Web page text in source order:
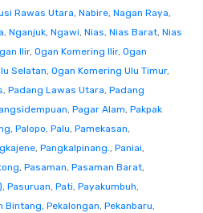
Rawas Utara, Nabire, Nagan Raya,
, Nganjuk, Ngawi, Nias, Nias Barat, Nias
Ilir, Ogan Komering Ilir, Ogan
Selatan, Ogan Komering Ulu Timur,
, Padang Lawas Utara, Padang
, Pagar Alam, Pakpak
, Palopo, Palu, Pamekasan,
, Pangkalpinang., Paniai,
, Pasaman, Pasaman Barat,
, Pasuruan, Pati, Payakumbuh,
Bintang, Pekalongan, Pekanbaru,